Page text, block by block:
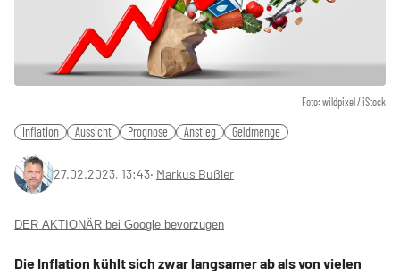
Foto: wildpixel / iStock
Inflation Aussicht Prognose Anstieg Geldmenge
27.02.2023, 13:43‧ Markus Bußler
DER AKTIONÄR bei Google bevorzugen
Die Inflation kühlt sich zwar langsamer ab als von vielen